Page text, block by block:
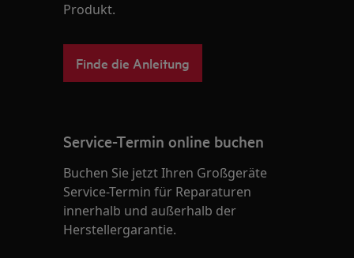
Produkt.
Finde die Anleitung
Service-Termin online buchen
Buchen Sie jetzt Ihren Großgeräte
Service-Termin für Reparaturen
innerhalb und außerhalb der
Herstellergarantie.